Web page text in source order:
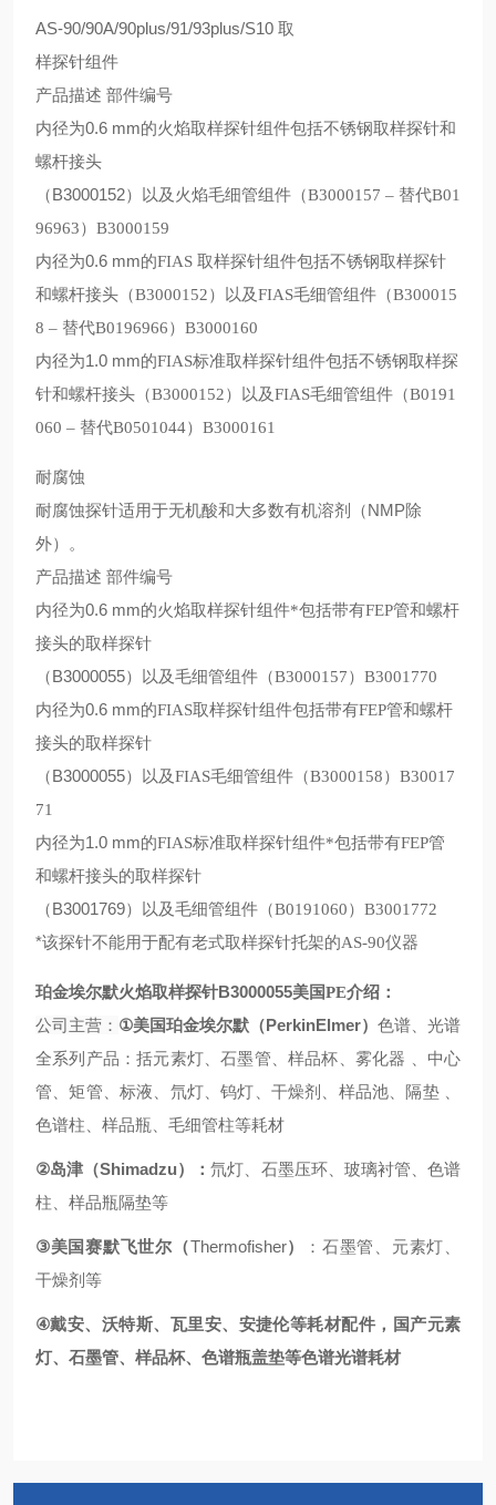
AS-90/90A/90plus/91/93plus/S10 取
样探针组件
产品描述 部件编号
内径为0.6 mm的火焰取样探针组件包括不锈钢取样探针和
螺杆接头
（B3000152）以及火焰毛细管组件（B3000157 – 替代B01
96963） B3000159
内径为0.6 mm的FIAS 取样探针组件包括不锈钢取样探针
和螺杆接头（B3000152）以及FIAS毛细管组件（B300015
8 – 替代B0196966） B3000160
内径为1.0 mm的FIAS标准取样探针组件包括不锈钢取样探
针和螺杆接头（B3000152）以及FIAS毛细管组件（B0191
060 – 替代B0501044） B3000161
耐腐蚀
耐腐蚀探针适用于无机酸和大多数有机溶剂（NMP除
外）。
产品描述 部件编号
内径为0.6 mm的火焰取样探针组件*包括带有FEP管和螺杆
接头的取样探针
（B3000055）以及毛细管组件（B3000157） B3001770
内径为0.6 mm的FIAS取样探针组件包括带有FEP管和螺杆
接头的取样探针
（B3000055）以及FIAS毛细管组件（B3000158） B30017
71
内径为1.0 mm的FIAS标准取样探针组件*包括带有FEP管
和螺杆接头的取样探针
（B3001769）以及毛细管组件（B0191060） B3001772
*该探针不能用于配有老式取样探针托架的AS-90仪器
珀金埃尔默火焰取样探针B3000055美国PE介绍：
公司主营： ①美国珀金埃尔默（PerkinElmer） 色谱、光谱
全系列产品：括元素灯、石墨管、样品杯、雾化器
、中心
管、矩管、标液、氘灯、钨灯、干燥剂、样品池、隔垫
色谱柱、样品瓶、毛细管柱等耗材
②岛津（Shimadzu）：氘灯、石墨压环、玻璃衬管、色谱
柱、样品瓶隔垫等
③美国赛默飞世尔（Thermofisher）
：石墨管、元素灯、
干燥剂等
④戴安、沃特斯、瓦里安、安捷伦等耗材配件 ，国产元素
灯、石墨管、样品杯、色谱瓶盖垫等色谱光谱耗材